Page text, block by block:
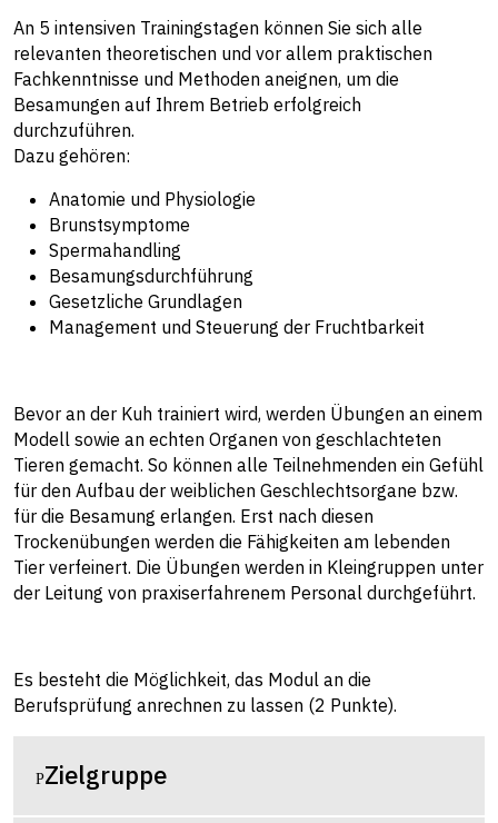
An 5 intensiven Trainingstagen können Sie sich alle
relevanten theoretischen und vor allem praktischen
Fachkenntnisse und Methoden aneignen, um die
Besamungen auf Ihrem Betrieb erfolgreich
durchzuführen.
Dazu gehören:
Anatomie und Physiologie
Brunstsymptome
Spermahandling
Besamungsdurchführung
Gesetzliche Grundlagen
Management und Steuerung der Fruchtbarkeit
Bevor an der Kuh trainiert wird, werden Übungen an einem
Modell sowie an echten Organen von geschlachteten
Tieren gemacht. So können alle Teilnehmenden ein Gefühl
für den Aufbau der weiblichen Geschlechtsorgane bzw.
für die Besamung erlangen. Erst nach diesen
Trockenübungen werden die Fähigkeiten am lebenden
Tier verfeinert. Die Übungen werden in Kleingruppen unter
der Leitung von praxiserfahrenem Personal durchgeführt.
Es besteht die Möglichkeit, das Modul an die
Berufsprüfung anrechnen zu lassen (2 Punkte).
Zielgruppe